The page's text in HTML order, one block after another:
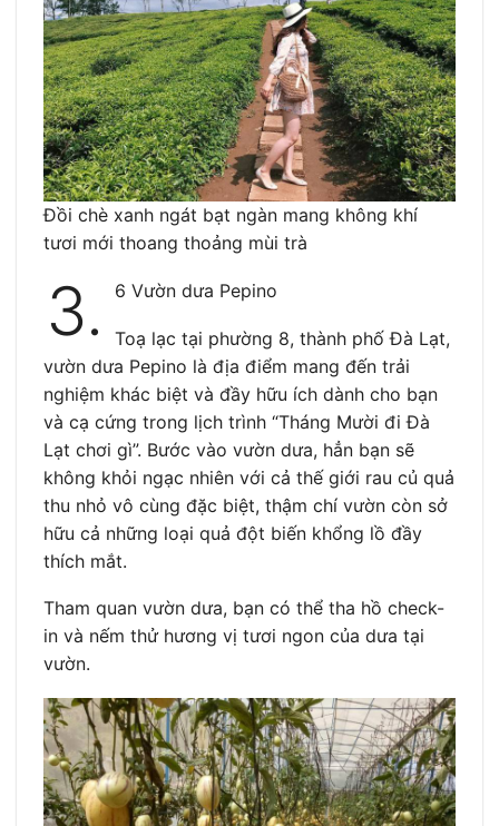
Đồi chè xanh ngát bạt ngàn mang không khí
tươi mới thoang thoảng mùi trà
3. 6 Vườn dưa Pepino
Toạ lạc tại phường 8, thành phố Đà Lạt,
vườn dưa Pepino là địa điểm mang đến trải
nghiệm khác biệt và đầy hữu ích dành cho bạn
và cạ cứng trong lịch trình “Tháng Mười đi Đà
Lạt chơi gì”. Bước vào vườn dưa, hẳn bạn sẽ
không khỏi ngạc nhiên với cả thế giới rau củ quả
thu nhỏ vô cùng đặc biệt, thậm chí vườn còn sở
hữu cả những loại quả đột biến khổng lồ đầy
thích mắt.
Tham quan vườn dưa, bạn có thể tha hồ check-
in và nếm thử hương vị tươi ngon của dưa tại
vườn.